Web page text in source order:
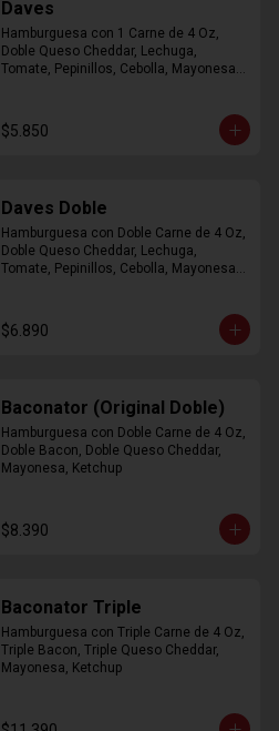
Daves
Hamburguesa con 1 Carne de 4 Oz,
Doble Queso Cheddar, Lechuga,
Tomate, Pepinillos, Cebolla, Mayonesa,
$5.850
Daves Doble
Hamburguesa con Doble Carne de 4 Oz,
Doble Queso Cheddar, Lechuga,
Tomate, Pepinillos, Cebolla, Mayonesa,
$6.890
Baconator (Original Doble)
Hamburguesa con Doble Carne de 4 Oz,
Doble Bacon, Doble Queso Cheddar,
Mayonesa, Ketchup
$8.390
Baconator Triple
Hamburguesa con Triple Carne de 4 Oz,
Triple Bacon, Triple Queso Cheddar,
Mayonesa, Ketchup